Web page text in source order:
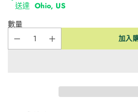
送達 Ohio, US
數量
加入